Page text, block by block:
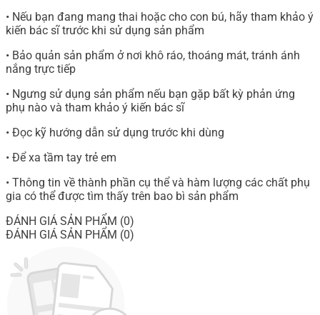
• Nếu bạn đang mang thai hoặc cho con bú, hãy tham khảo ý
kiến bác sĩ trước khi sử dụng sản phẩm
• Bảo quản sản phẩm ở nơi khô ráo, thoáng mát, tránh ánh
nắng trực tiếp
• Ngưng sử dụng sản phẩm nếu bạn gặp bất kỳ phản ứng
phụ nào và tham khảo ý kiến bác sĩ
• Đọc kỹ hướng dẫn sử dụng trước khi dùng
• Để xa tầm tay trẻ em
• Thông tin về thành phần cụ thể và hàm lượng các chất phụ
gia có thể được tìm thấy trên bao bì sản phẩm
ĐÁNH GIÁ SẢN PHẨM (0)
ĐÁNH GIÁ SẢN PHẨM (0)